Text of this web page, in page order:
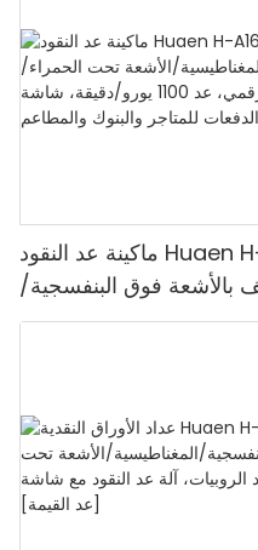
ماكينة عد النقود Huaen H-A16، عداد نقود احترافي
بالأشعة فوق البنفسجية/
الضوء الرقمي، عد